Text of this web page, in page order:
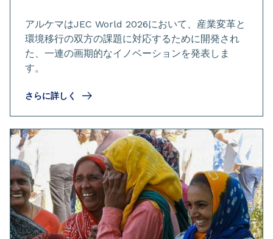
アルケマはJEC World 2026において、産業変革と
環境移行の双方の課題に対応するために開発され
た、一連の画期的なイノベーションを発表しま
す。
さらに詳しく